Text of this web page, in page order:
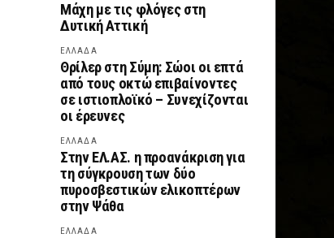
Μάχη με τις φλόγες στη
Δυτική Αττική
ΕΛΛΑΔΑ
Θρίλερ στη Σύμη: Σώοι οι επτά
από τους οκτώ επιβαίνοντες
σε ιστιοπλοϊκό – Συνεχίζονται
οι έρευνες
ΕΛΛΑΔΑ
Στην ΕΛ.ΑΣ. η προανάκριση για
τη σύγκρουση των δύο
πυροσβεστικών ελικοπτέρων
στην Ψάθα
ΕΛΛΑΔΑ